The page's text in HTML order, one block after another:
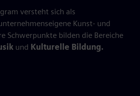
versteht sich als
Kunst- und
Schwerpunkte bilden die Bereiche
und Kulturelle Bildung.